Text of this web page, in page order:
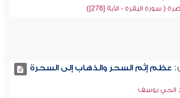
سورة البقرة - الآية [278])
عظم إثم السحر والذهاب إلى السحرة
الحي يوسف